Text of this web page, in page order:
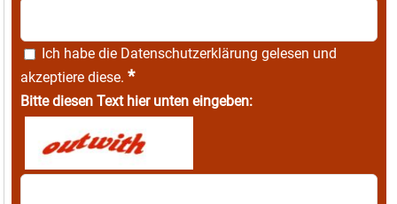
Ich habe die Datenschutzerklärung gelesen und
akzeptiere diese. *
Bitte diesen Text hier unten eingeben: